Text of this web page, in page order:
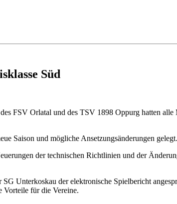
Süd
FSV Orlatal und des TSV 1898 Oppurg hatten alle
Saison und mögliche Ansetzungsänderungen gelegt.
der technischen Richtlinien und der
Unterkoskau der elektronische Spielbericht
Vorteile für die Vereine.